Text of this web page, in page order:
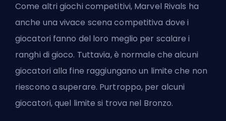
Come altri giochi competitivi, Marvel Rivals ha
anche una vivace scena competitiva dove i
giocatori fanno del loro meglio per scalare i
ranghi di gioco. Tuttavia, è normale che alcuni
giocatori alla fine raggiungano un limite che non
riescono a superare. Purtroppo, per alcuni
giocatori, quel limite si trova nel Bronzo.